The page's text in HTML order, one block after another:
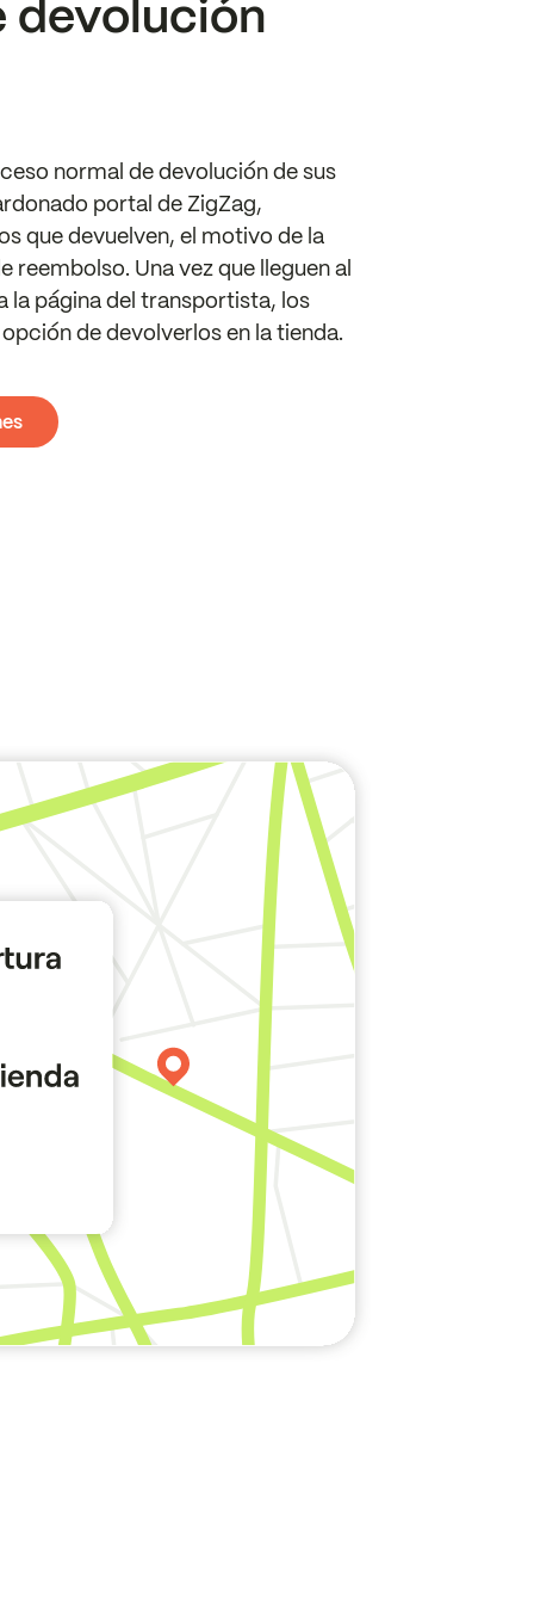
devolución
normal de devolución de sus
portal de ZigZag,
que devuelven, el motivo de la
reembolso. Una vez que lleguen al
la página del transportista, los
de devolverlos en la tienda.